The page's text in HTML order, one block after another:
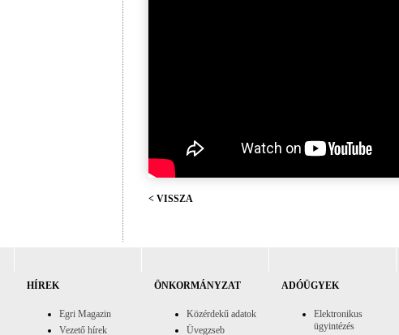
< VISSZA
HÍREK
Egri Magazin
Vezető hírek
ÖNKORMÁNYZAT
Közérdekű adatok
Üvegzseb
ADÓÜGYEK
Elektronikus
ügyintézés